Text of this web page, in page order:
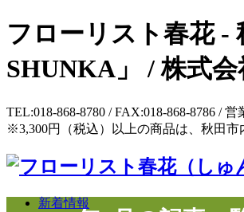
フローリスト春花 -
SHUNKA」 / 株式
TEL:018-868-8780 / FAX:018-868-8786 /
※3,300円（税込）以上の商品は、秋田市
新着情報